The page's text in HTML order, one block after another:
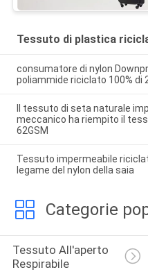
Tessuto di plastica
consumatore di nylon
poliammide riciclato 100% di
Il tessuto di seta naturale
meccanico ha riempito il
62GSM
Tessuto impermeabile
legame del nylon della saia
Categorie
Tessuto All'aperto
Respirabile